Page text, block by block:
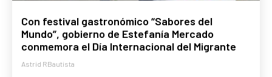
Con festival gastronómico “Sabores del
Mundo”, gobierno de Estefanía Mercado
conmemora el Día Internacional del Migrante
Astrid RBautista